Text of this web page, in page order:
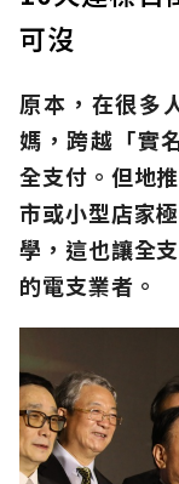
可沒
原本，在很多
媽，跨越「實
全支付。 但地
市或小型店家
學， 這也讓全
的電支業者 。